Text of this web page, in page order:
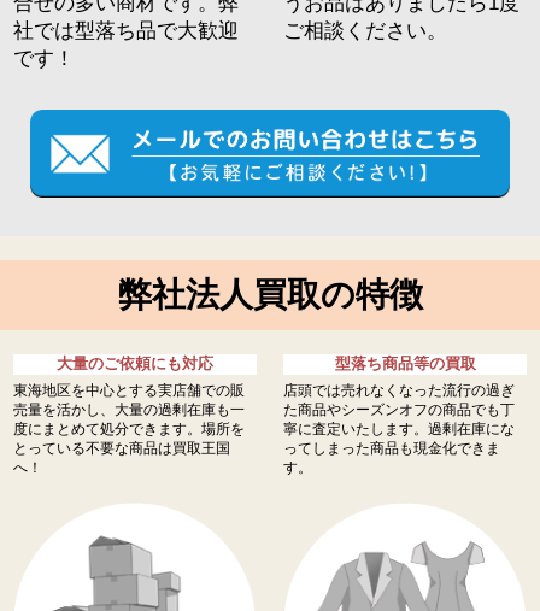
社では型落ち品で大歓迎
です！
ご相談ください。
弊社法人買取の特徴
大量のご依頼にも対応
東海地区を中心とする実店舗での販
売量を活かし、大量の過剰在庫も一
度にまとめて処分できます。場所を
とっている不要な商品は買取王国
へ！
型落ち商品等の買取
店頭では売れなくなった流行の過ぎ
た商品やシーズンオフの商品でも丁
寧に査定いたします。過剰在庫にな
ってしまった商品も現金化できま
す。